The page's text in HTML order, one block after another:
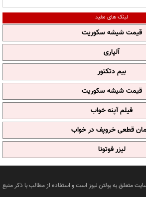
لینک های مفید
قیمت شیشه سکوریت
آلپاری
بیم دتکتور
قیمت شیشه سکوریت
فیلم آپنه خواب
قطعی خروپف در خواب
لیزر فوتونا
متعلق به بولتن نیوز است و استفاده از مطالب با ذکر منبع